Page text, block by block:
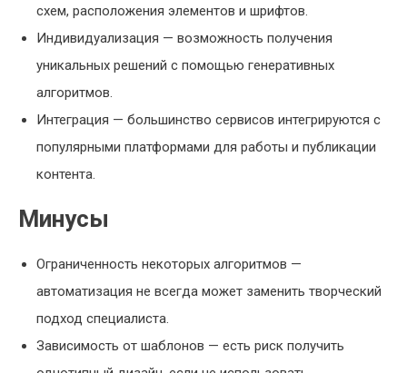
схем, расположения элементов и шрифтов.
Индивидуализация — возможность получения
уникальных решений с помощью генеративных
алгоритмов.
Интеграция — большинство сервисов интегрируются с
популярными платформами для работы и публикации
контента.
Минусы
Ограниченность некоторых алгоритмов —
автоматизация не всегда может заменить творческий
подход специалиста.
Зависимость от шаблонов — есть риск получить